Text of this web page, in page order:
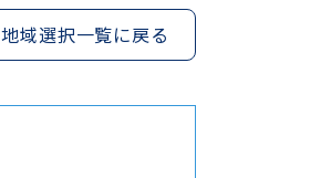
地域選択一覧に戻る